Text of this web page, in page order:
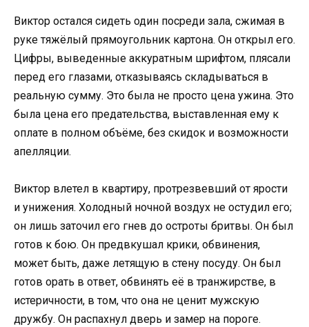
Виктор остался сидеть один посреди зала, сжимая в
руке тяжёлый прямоугольник картона. Он открыл его.
Цифры, выведенные аккуратным шрифтом, плясали
перед его глазами, отказываясь складываться в
реальную сумму. Это была не просто цена ужина. Это
была цена его предательства, выставленная ему к
оплате в полном объёме, без скидок и возможности
апелляции.
Виктор влетел в квартиру, протрезвевший от ярости
и унижения. Холодный ночной воздух не остудил его;
он лишь заточил его гнев до остроты бритвы. Он был
готов к бою. Он предвкушал крики, обвинения,
может быть, даже летящую в стену посуду. Он был
готов орать в ответ, обвинять её в транжирстве, в
истеричности, в том, что она не ценит мужскую
дружбу. Он распахнул дверь и замер на пороге.